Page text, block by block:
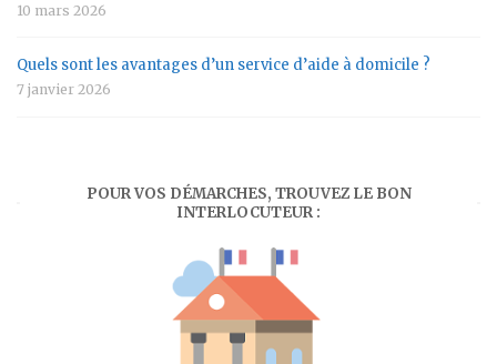
10 mars 2026
Quels sont les avantages d’un service d’aide à domicile ?
7 janvier 2026
POUR VOS DÉMARCHES, TROUVEZ LE BON
INTERLOCUTEUR :